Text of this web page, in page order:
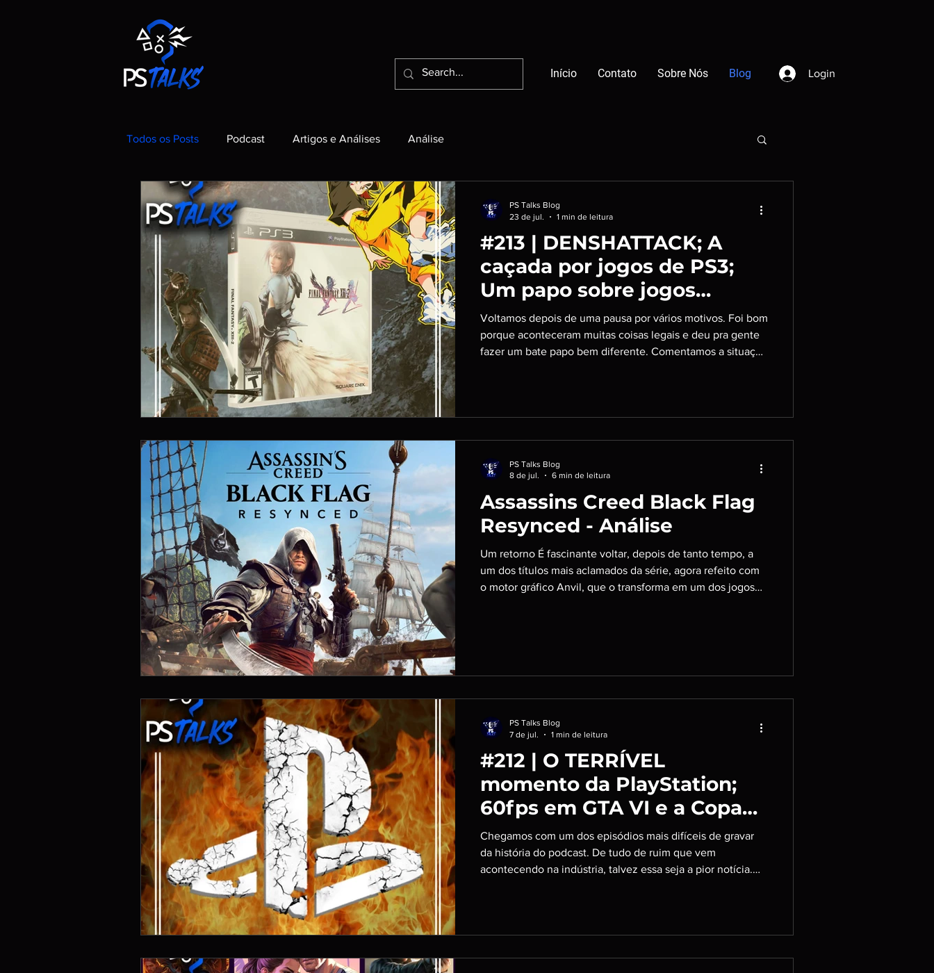
Início Contato Sobre Nós Blog Login
Todos os Posts Podcast Artigos e Análises Análise
#213 | DENSHATTACK; A
caçada por jogos de PS3;
Um papo sobre jogos
antigos que jogamos; O
banho de sangue da
Microsoft; The Odyssey e
Voltamos depois de uma pausa por vários motivos. Foi bom
porque aconteceram muitas coisas legais e deu pra gente
fazer um bate papo bem diferente. Comentamos a situação
nesse momento de reflexão. E teve mais. Integrantes:
PS Talks Blog
23 de jul.
1 min de leitura
Assassins Creed Black Flag
Resynced - Análise
Um retorno É fascinante voltar, depois de tanto tempo, a
um dos títulos mais aclamados da série, agora refeito com
o motor gráfico Anvil, que o transforma em um dos jogos
PS Talks Blog
8 de jul.
6 min de leitura
#212 | O TERRÍVEL
momento da PlayStation;
60fps em GTA VI e a Copa
do Mundo
Chegamos com um dos episódios mais difíceis de gravar
da história do podcast. De tudo de ruim que vem
acontecendo na indústria, talvez essa seja a pior notícia.
PS Talks Blog
7 de jul.
1 min de leitura